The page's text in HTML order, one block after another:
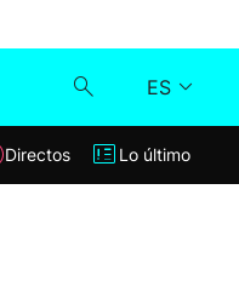
ES
Klisk
Directos Lo último